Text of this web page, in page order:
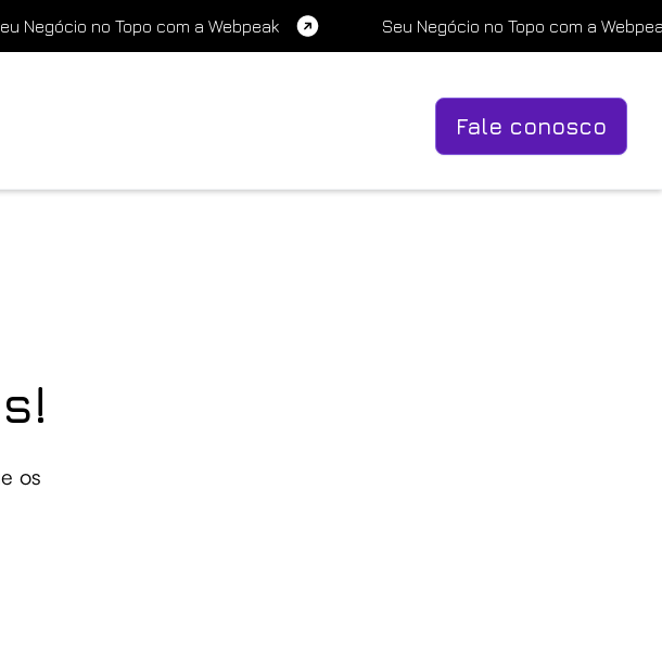
Negócio no Topo com a Webpeak Seu Negócio no Topo com a
Fale conosco
os